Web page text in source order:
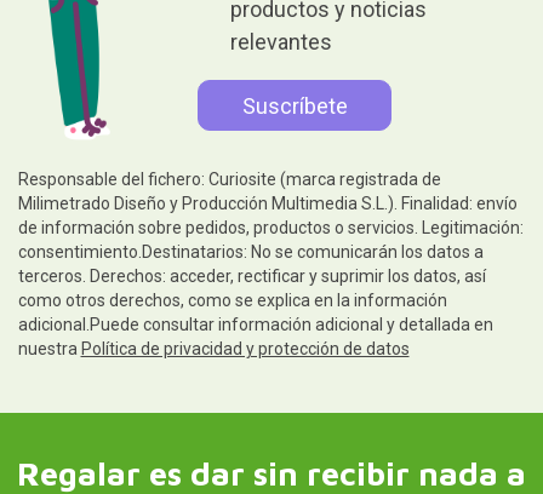
productos y noticias
relevantes
Responsable del fichero: Curiosite (marca registrada de
Milimetrado Diseño y Producción Multimedia S.L.). Finalidad: envío
de información sobre pedidos, productos o servicios. Legitimación:
consentimiento.Destinatarios: No se comunicarán los datos a
terceros. Derechos: acceder, rectificar y suprimir los datos, así
como otros derechos, como se explica en la información
adicional.Puede consultar información adicional y detallada en
nuestra Política de privacidad y protección de datos
Regalar es dar sin recibir nada a